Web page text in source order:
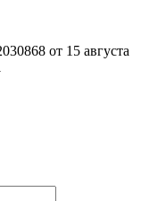
от 15 августа